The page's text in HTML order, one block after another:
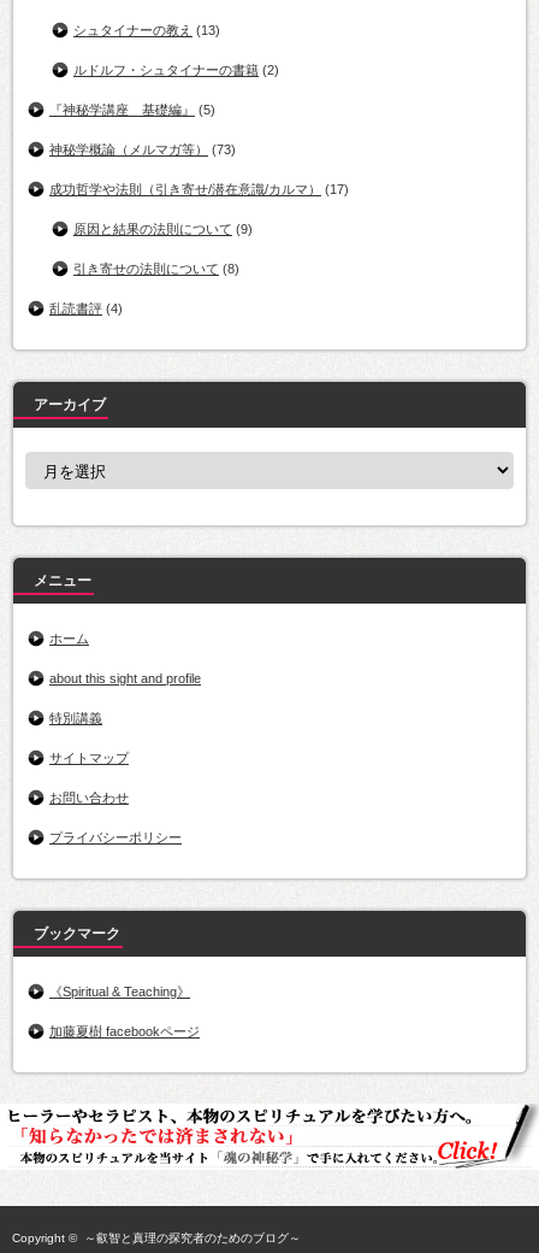
シュタイナーの教え (13)
ルドルフ・シュタイナーの書籍 (2)
『神秘学講座 基礎編』 (5)
神秘学概論（メルマガ等） (73)
成功哲学や法則（引き寄せ/潜在意識/カルマ） (17)
原因と結果の法則について (9)
引き寄せの法則について (8)
乱読書評 (4)
アーカイブ
ア
ブ
メニュー
ホーム
about this sight and profile
特別講義
サイトマップ
お問い合わせ
プライバシーポリシー
ブックマーク
《Spiritual & Teaching》
加藤夏樹 facebookページ
Copyright © ～叡智と真理の探究者のためのブログ～